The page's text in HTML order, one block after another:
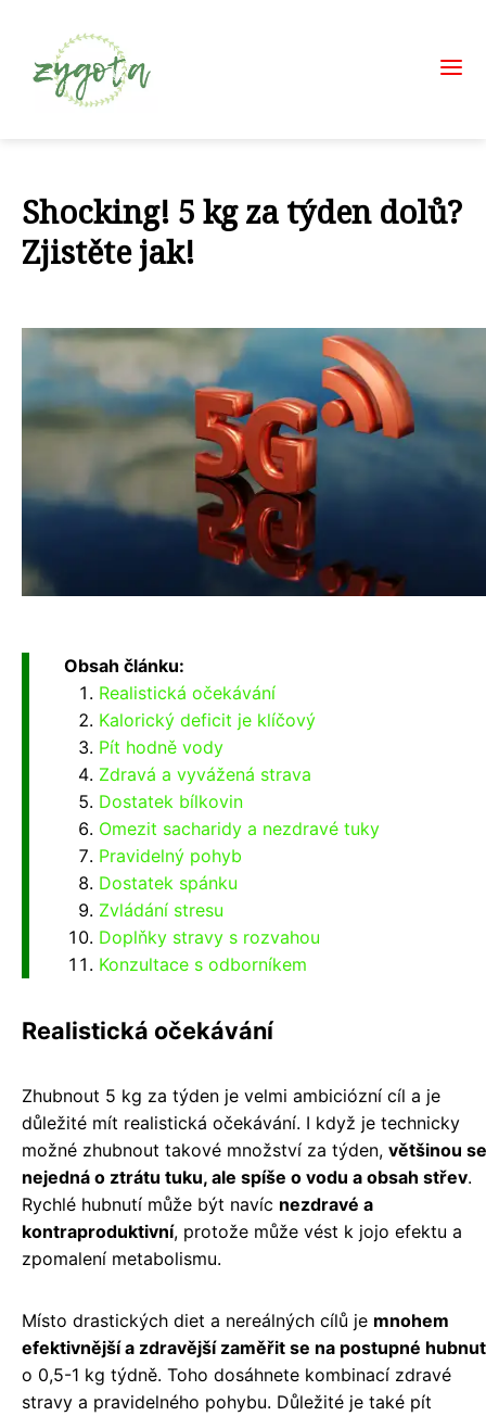
Shocking! 5 kg za týden dolů?
Zjistěte jak!
Obsah článku:
Realistická očekávání
Kalorický deficit je klíčový
Pít hodně vody
Zdravá a vyvážená strava
Dostatek bílkovin
Omezit sacharidy a nezdravé tuky
Pravidelný pohyb
Dostatek spánku
Zvládání stresu
Doplňky stravy s rozvahou
Konzultace s odborníkem
Realistická očekávání
Zhubnout 5 kg za týden je velmi ambiciózní cíl a je
důležité mít realistická očekávání. I když je technicky
možné zhubnout takové množství za týden, většinou se
nejedná o ztrátu tuku, ale spíše o vodu a obsah střev.
Rychlé hubnutí může být navíc nezdravé a
kontraproduktivní, protože může vést k jojo efektu a
zpomalení metabolismu.
Místo drastických diet a nereálných cílů je mnohem
efektivnější a zdravější zaměřit se na postupné
o 0,5-1 kg týdně. Toho dosáhnete kombinací zdravé
stravy a pravidelného pohybu. Důležité je také pít